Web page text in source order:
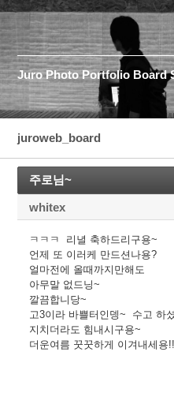
Juro Photo Portfolio Board
juroweb_board
주로님~
whitex
ㅋㅋㅋ 리녈 축하드리구용~
언제 또 이러케 만드션나용?
얼마전에 올때까지만해도
아무말 없드닝~
깔끔합니당~
고3이라 바쁠터인뎅~ 수고 하
지치더라도 힘내시구용~
더운여름 꿋꿋하게 이겨내세용